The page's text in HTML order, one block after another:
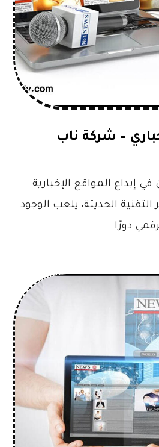
– شركة ناب
في إبداع المواقع الإخبارية
الحديثة، يلعب الوجود
دورًا ...